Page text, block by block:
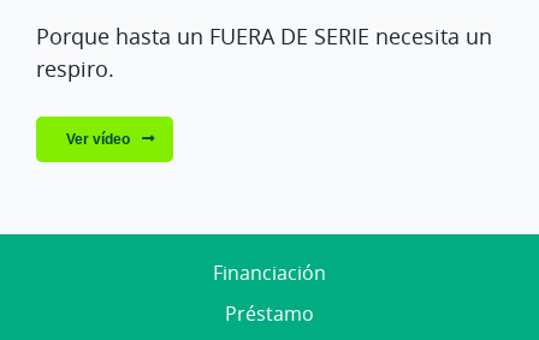
Porque hasta un FUERA DE SERIE necesita un
respiro.
Ver vídeo
Financiación
Préstamo